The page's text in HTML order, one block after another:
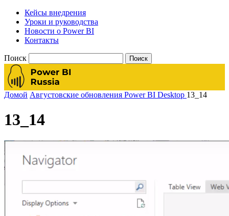
Кейсы внедрения
Уроки и руководства
Новости о Power BI
Контакты
Поиск
Домой Августовские обновления Power BI Desktop 13_14
13_14